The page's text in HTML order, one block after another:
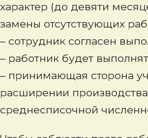
характер (до девяти
замены отсутствующих
– сотрудник согласен
– работник будет
– принимающая сторона
расширении
среднесписочной